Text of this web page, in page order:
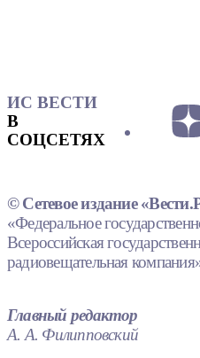
ИС ВЕСТИ
В
СОЦСЕТЯХ
© Сетевое издание
«Федеральное
Всероссийская
радиовещательная
Главный редактор
А. А. Филипповский